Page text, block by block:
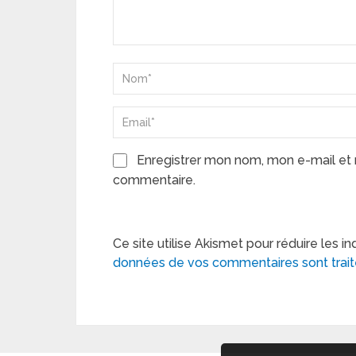
Enregistrer mon nom, mon e-mail
commentaire.
Ce site utilise Akismet pour réduire les
données de vos commentaires sont